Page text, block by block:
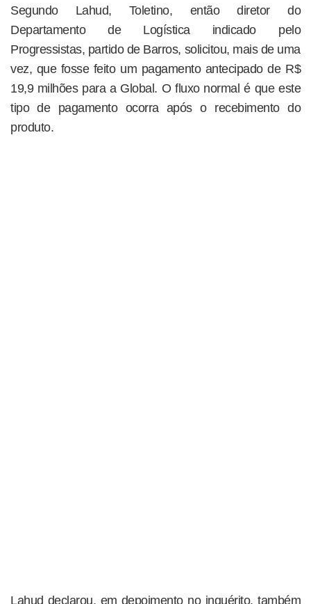
Segundo Lahud, Toletino, então diretor do
Departamento de Logística indicado pelo
Progressistas, partido de Barros, solicitou, mais de uma
vez, que fosse feito um pagamento antecipado de R$
19,9 milhões para a Global. O fluxo normal é que este
tipo de pagamento ocorra após o recebimento do
produto.
Lahud declarou, em depoimento no inquérito, também